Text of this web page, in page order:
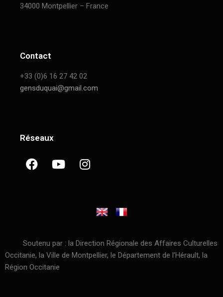
34000 Montpellier – France
Contact
+33 (0)6 16 27 42 02
gensduquai@gmail.com
Réseaux
Soutenu par : la Direction Régionale des Affaires Culturelles
Occitanie, la Ville de Montpellier, le Département de l’Hérault, la
Région Occitanie